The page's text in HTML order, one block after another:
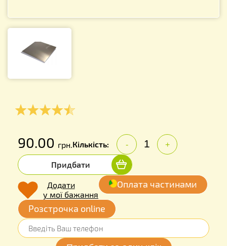
90.00 грн.Кількість: - +
Придбати
Додати
у мої бажання
Оплата частинами
Розстрочка online